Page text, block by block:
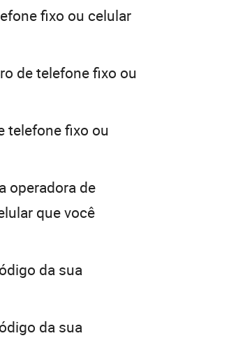
fixo ou celular
de telefone fixo ou
telefone fixo ou
operadora de
que você
da sua
da sua